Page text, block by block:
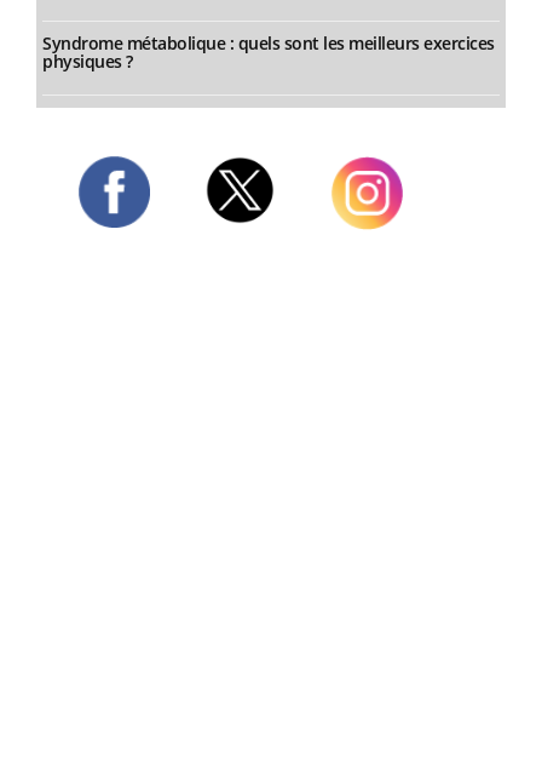
Syndrome métabolique : quels sont les meilleurs exercices
physiques ?